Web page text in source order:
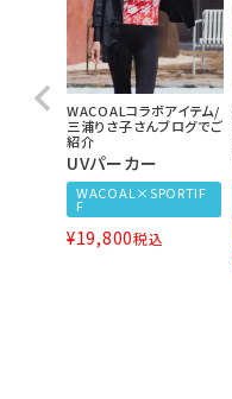
WACOALコラボアイテム/
三浦りさ子さんブログでご
紹介
UVパーカー
WACOAL×SPORTIF
F
¥19,800税込